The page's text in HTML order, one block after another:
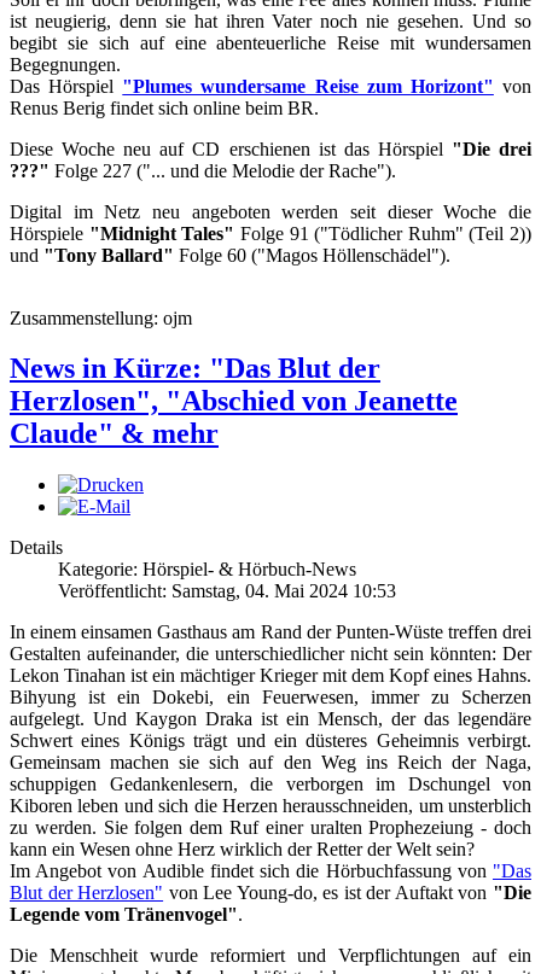
ist neugierig, denn sie hat ihren Vater noch nie gesehen. Und so
begibt sie sich auf eine abenteuerliche Reise mit wundersamen
Begegnungen.
Das Hörspiel "Plumes wundersame Reise zum Horizont" von
Renus Berig findet sich online beim BR.
Diese Woche neu auf CD erschienen ist das Hörspiel "Die drei
???" Folge 227 ("... und die Melodie der Rache").
Digital im Netz neu angeboten werden seit dieser Woche die
Hörspiele "Midnight Tales" Folge 91 ("Tödlicher Ruhm" (Teil 2))
und "Tony Ballard" Folge 60 ("Magos Höllenschädel").
Zusammenstellung: ojm
News in Kürze: "Das Blut der
Herzlosen", "Abschied von Jeanette
Claude" & mehr
Details
Kategorie: Hörspiel- & Hörbuch-News
Veröffentlicht: Samstag, 04. Mai 2024 10:53
In einem einsamen Gasthaus am Rand der Punten-Wüste treffen drei
Gestalten aufeinander, die unterschiedlicher nicht sein könnten: Der
Lekon Tinahan ist ein mächtiger Krieger mit dem Kopf eines Hahns.
Bihyung ist ein Dokebi, ein Feuerwesen, immer zu Scherzen
aufgelegt. Und Kaygon Draka ist ein Mensch, der das legendäre
Schwert eines Königs trägt und ein düsteres Geheimnis verbirgt.
Gemeinsam machen sie sich auf den Weg ins Reich der Naga,
schuppigen Gedankenlesern, die verborgen im Dschungel von
Kiboren leben und sich die Herzen herausschneiden, um unsterblich
zu werden. Sie folgen dem Ruf einer uralten Prophezeiung - doch
kann ein Wesen ohne Herz wirklich der Retter der Welt sein?
Im Angebot von Audible findet sich die Hörbuchfassung von "Das
Blut der Herzlosen" von Lee Young-do, es ist der Auftakt von "Die
Legende vom Tränenvogel".
Die Menschheit wurde reformiert und Verpflichtungen auf ein